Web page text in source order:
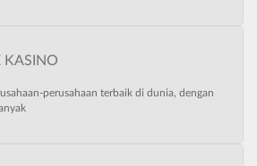
KASINO
perusahaan terbaik di dunia, dengan